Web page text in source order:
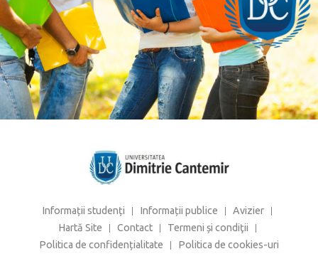
Informații studenți Informații publice
Avizier
Hartă Site
Contact
Termeni și condiţii
Politica de confidențialitate
Politica de cookies-uri